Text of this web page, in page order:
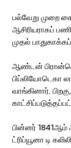
பல்வேறு முறை
ஆசிரியராகப்
முதல்
ஆண்டன்
பிப்லியோடெகா
வாங்கினார்.
பின்னர் 1841ஆம்
ட்ரிப்யூனா டி